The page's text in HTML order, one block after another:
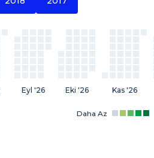
Eyl '26 Eki '26 Kas '26
Daha Az